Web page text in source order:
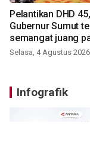
Pelantikan DHD 45,
Gubernur Sumut
semangat juang
Selasa, 4 Agustus 2026
Infografik